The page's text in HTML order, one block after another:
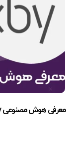
معرفی هوش مصنوعی Bixby + بررسی 6 قابلیت آن